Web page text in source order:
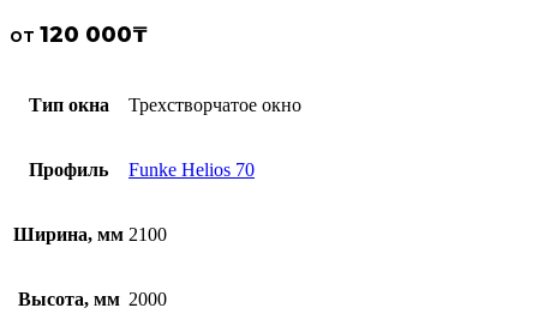
от 120 000₸
Тип окна Трехстворчатое окно
Профиль Funke Helios 70
Ширина, мм 2100
Высота, мм 2000